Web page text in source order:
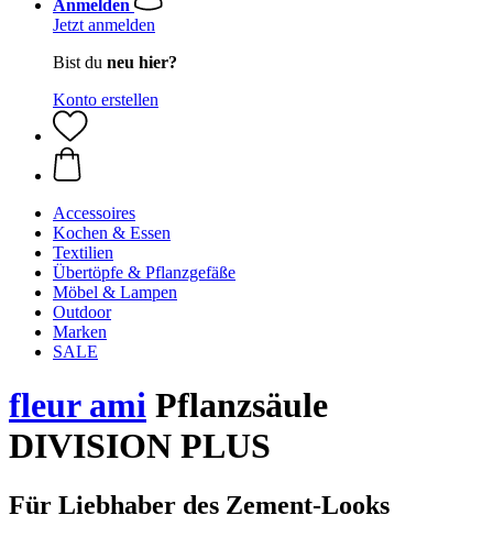
Anmelden
Jetzt anmelden
Bist du neu hier?
Konto erstellen
Accessoires
Kochen & Essen
Textilien
Übertöpfe & Pflanzgefäße
Möbel & Lampen
Outdoor
Marken
SALE
fleur ami Pflanzsäule
DIVISION PLUS
Für Liebhaber des Zement-Looks